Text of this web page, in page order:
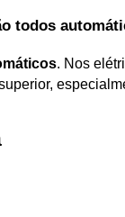
todos
. Nos